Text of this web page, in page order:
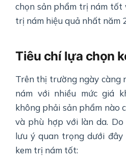
chọn sản phẩm trị nám
trị nám hiệu quả nhất năm
Tiêu chí lựa chọn
Trên thị trường ngày càng
nám với nhiều mức giá
không phải sản phẩm nào
và phù hợp với làn da.
lưu ý quan trọng dưới đây
kem trị nám tốt: